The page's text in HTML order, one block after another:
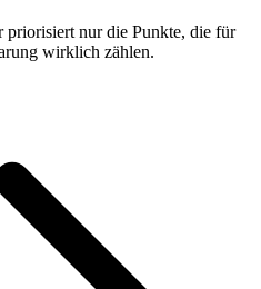
nur die Punkte, die für
wirklich zählen.